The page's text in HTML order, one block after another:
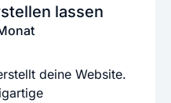
lassen
deine Website.